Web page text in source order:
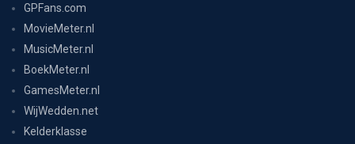
GPFans.com
MovieMeter.nl
MusicMeter.nl
BoekMeter.nl
GamesMeter.nl
WijWedden.net
Kelderklasse